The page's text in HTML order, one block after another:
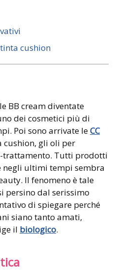
cushion
BB cream diventate
dei cosmetici più di
Poi sono arrivate leCC
cushion, gli oli per
trattamento. Tutti prodotti
negli ultimi tempi sembra
Il fenomeno è tale
persino dal serissimo
di spiegare perché
siano tanto amati,
il biologico.